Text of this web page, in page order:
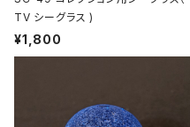
TV シーグラス )
¥1,800